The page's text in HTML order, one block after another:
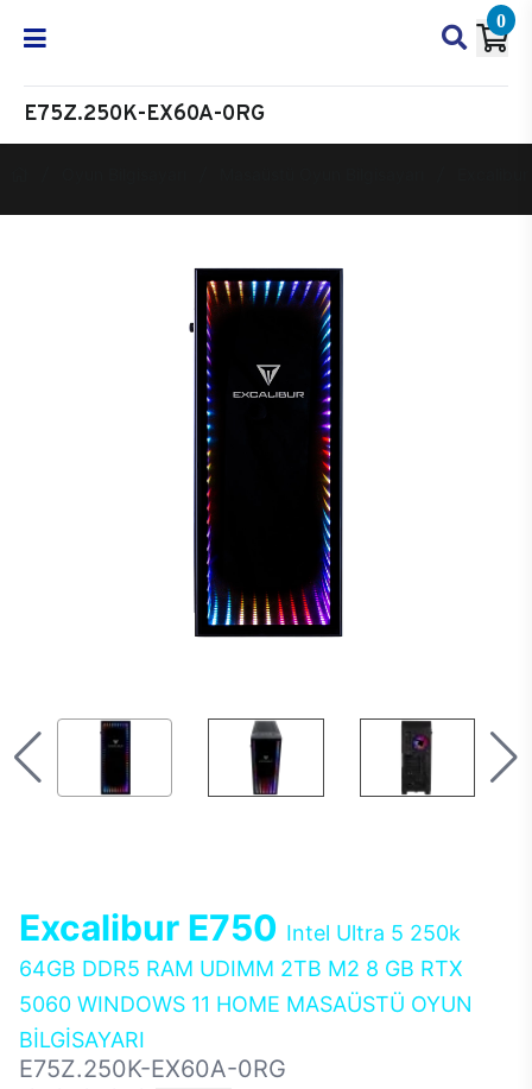
0
E75Z.250K-EX60A-0RG
Excalibur E750 Intel Ultra 5 250k
64GB DDR5 RAM UDIMM 2TB M2 8 GB RTX
5060 WINDOWS 11 HOME MASAÜSTÜ OYUN
BİLGİSAYARI
E75Z.250K-EX60A-0RG